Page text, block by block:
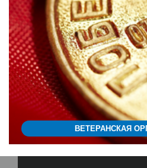
ВЕТЕРАНСКАЯ